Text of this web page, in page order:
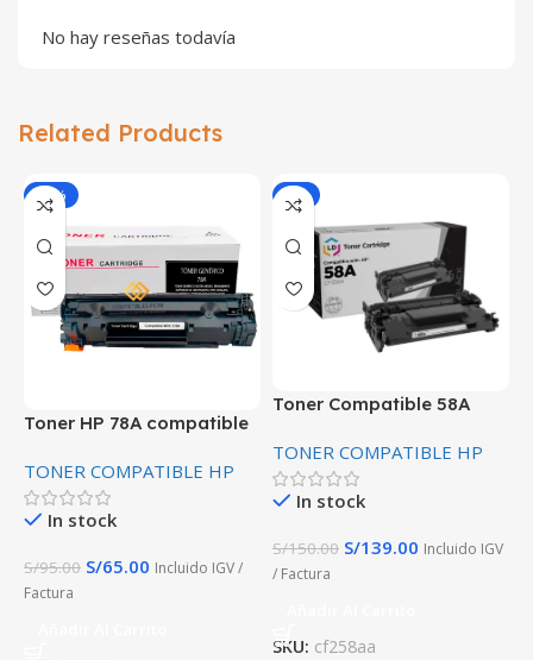
No hay reseñas todavía
Related Products
-32%
Toner HP 78A compatible
HP LaserJet P1566, P1606,
M1536
TONER COMPATIBLE HP
In stock
S/95.00 S/65.00 Incluido IGV /
Factura
-7%
Toner Compatible 58A
CHIP
TONER COMPATIBLE HP
In stock
S/150.00 S/139.00 Incluido IGV
/ Factura
SKU: cf258aa